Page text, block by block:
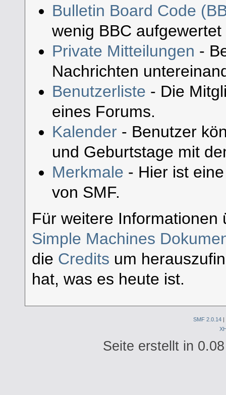
Bulletin Board Code
wenig BBC
Private Mitteilungen -
Nachrichten
Benutzerliste - Die
eines Forums.
Kalender - Benutzer
und Geburtstage mit
Merkmale - Hier ist
von SMF.
Für weitere Informationen
Simple Machines
die Credits um
hat, was es heute ist.
SMF 2.0.14 |
Seite erstellt in